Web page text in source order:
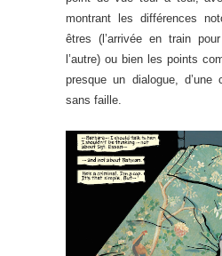
montrant les différences
êtres (l’arrivée en train
l’autre) ou bien les points
presque un dialogue,
sans faille.